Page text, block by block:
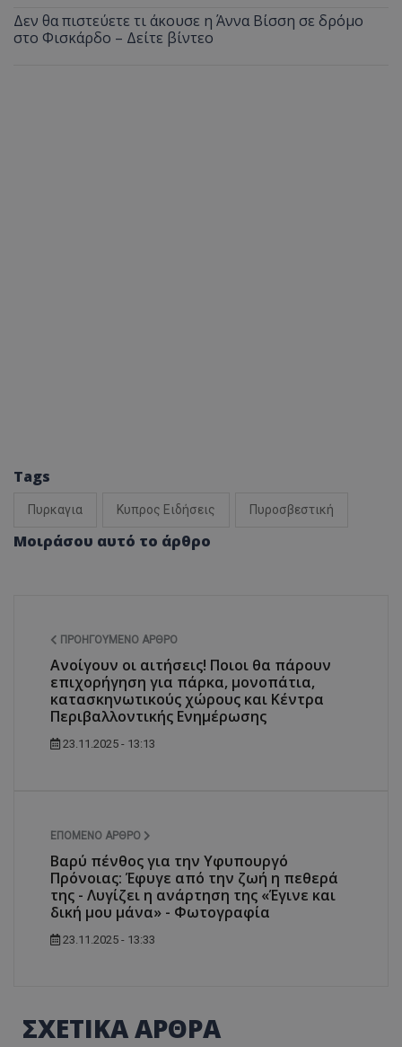
Δεν θα πιστεύετε τι άκουσε η Άννα Βίσση σε δρόμο
στο Φισκάρδο – Δείτε βίντεο
Tags
Πυρκαγια Κυπρος Ειδήσεις Πυροσβεστική
Μοιράσου αυτό το άρθρο
ΠΡΟΗΓΟΎΜΕΝΟ ΆΡΘΡΟ
Ανοίγουν οι αιτήσεις! Ποιοι θα πάρουν
επιχορήγηση για πάρκα, μονοπάτια,
κατασκηνωτικούς χώρους και Κέντρα
Περιβαλλοντικής Ενημέρωσης
23.11.2025 - 13:13
ΕΠΌΜΕΝΟ ΆΡΘΡΟ
Βαρύ πένθος για την Υφυπουργό
Πρόνοιας: Έφυγε από την ζωή η πεθερά
της - Λυγίζει η ανάρτηση της «Έγινε και
δική μου μάνα» - Φωτογραφία
23.11.2025 - 13:33
ΣΧΕΤΙΚΑ ΑΡΘΡΑ